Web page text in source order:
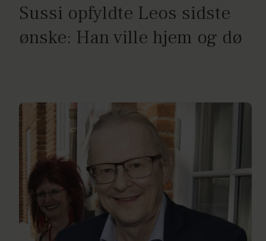
Sussi opfyldte Leos sidste
ønske: Han ville hjem og dø